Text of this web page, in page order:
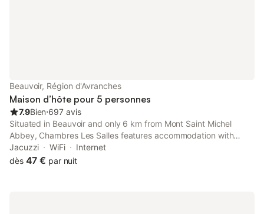
Beauvoir, Région d'Avranches
Maison d’hôte pour 5 personnes
7.9Bien⋅697 avis
Situated in Beauvoir and only 6 km from Mont Saint Michel
Abbey, Chambres Les Salles features accommodation with
garden views, free WiFi and free private parking. It is set 6 km
from Mont Saint-Michel and offers luggage storage space.
Jacuzzi WiFi
Internet
dès 47 € par nuit